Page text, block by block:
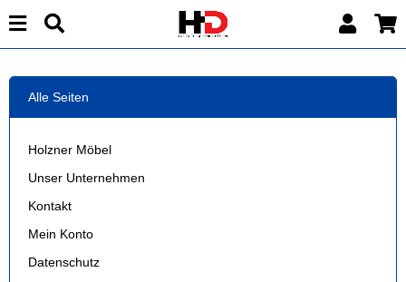
Alle Seiten
Holzner Möbel
Unser Unternehmen
Kontakt
Mein Konto
Datenschutz